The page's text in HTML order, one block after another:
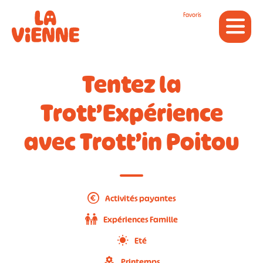
Favoris
Tentez la
Trott’Expérience
avec Trott’in Poitou
Activités payantes
Expériences Famille
Eté